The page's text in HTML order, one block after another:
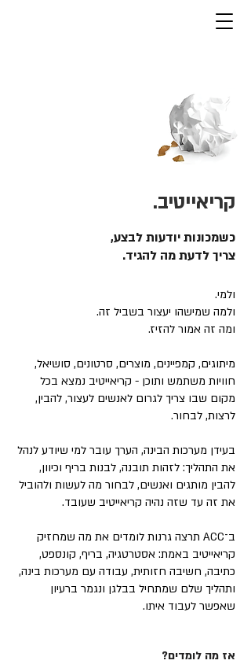
קריאייטיב.
כשמכונות יודעות לבצע,
צריך לדעת מה להגיד.
ולמי.
ולמה שמישהו יעצור בשביל זה.
ומה זה אמור להזיז.
מיתוגים, קמפיינים, מוצרים, סרטונים, סושיאל,
חוויות משתמש ותוכן - קריאייטיב נמצא בכל
מקום שבו צריך לגרום לאנשים לעצור, להבין,
לרצות, לבחור.
בעידן מערכות הבינה, הערך עובר למי שיודע לנהל
את התהליך: לזהות תובנה, לבנות בריף וכיוון,
להבין מותגים ואנשים, לבחור מה לעשות ולהוביל
את זה עד שזה נהיה קריאייטיב שעובד.
ב־ACC תרצה גרנות לומדים את מה שמחזיק
קריאייטיב באמת: אסטרטגיה, בריף, קונספט,
כתיבה, חשיבה חזותית, עבודה עם מערכות בינה,
ותהליך שלם שמתחיל בבלגן ונגמר ברעיון
שאפשר לעבוד איתו.
אז מה לומדים?